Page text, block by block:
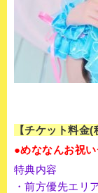
【チケット料金(
●めななんお祝
特典内容
・前方優先エリ